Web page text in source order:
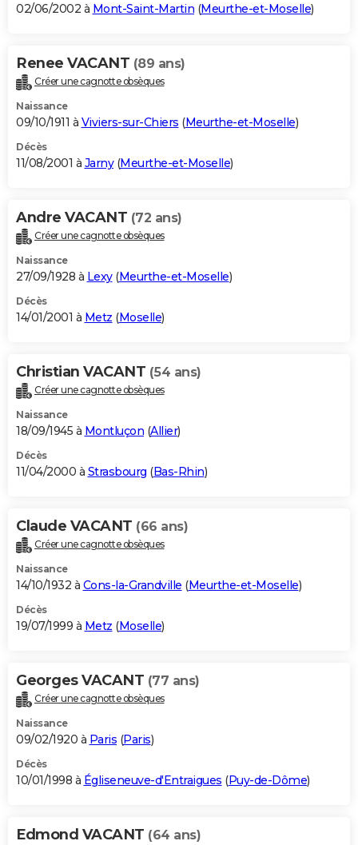
02/06/2002 à Mont-Saint-Martin (Meurthe-et-Moselle)
Renee VACANT (89 ans)
Créer une cagnotte obsèques
Naissance
09/10/1911 à Viviers-sur-Chiers (Meurthe-et-Moselle)
Décès
11/08/2001 à Jarny(Meurthe-et-Moselle)
Andre VACANT (72 ans)
Créer une cagnotte obsèques
Naissance
27/09/1928 à Lexy(Meurthe-et-Moselle)
Décès
14/01/2001 à Metz (Moselle)
Christian VACANT (54 ans)
Créer une cagnotte obsèques
Naissance
18/09/1945 à Montluçon (Allier)
Décès
11/04/2000 à Strasbourg (Bas-Rhin)
Claude VACANT (66 ans)
Créer une cagnotte obsèques
Naissance
14/10/1932 à Cons-la-Grandville (Meurthe-et-Moselle)
Décès
19/07/1999 à Metz (Moselle)
Georges VACANT (77 ans)
Créer une cagnotte obsèques
Naissance
09/02/1920 à Paris (Paris)
Décès
10/01/1998 à Égliseneuve-d'Entraigues (Puy-de-Dôme)
Edmond VACANT (64 ans)